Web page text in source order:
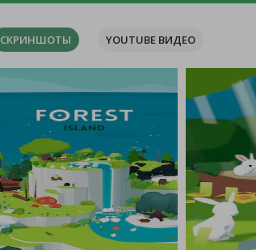
СКРИНШОТЫ YOUTUBE ВИДЕО